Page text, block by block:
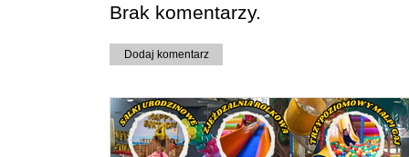
Brak komentarzy.
Dodaj komentarz